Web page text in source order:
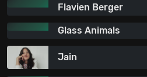
Flavien Berger
Glass Animals
Jain